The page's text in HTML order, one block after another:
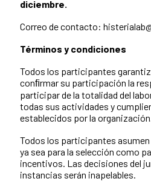
diciembre.
Correo de contacto:
Términos y condiciones
Todos los participantes
conﬁrmar su participación la
participar de la totalidad del
todas sus actividades y
establecidos por la organización.
Todos los participantes
ya sea para la selección como
incentivos. Las decisiones del
instancias serán inapelables.